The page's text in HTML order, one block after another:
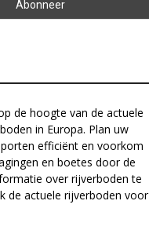
de hoogte van de actuele
in Europa. Plan uw
efficiënt en voorkom
en boetes door de
over rijverboden te
de actuele rijverboden voor